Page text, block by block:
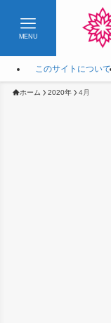
MENU
このサイトについて
ホーム 2020年 4月